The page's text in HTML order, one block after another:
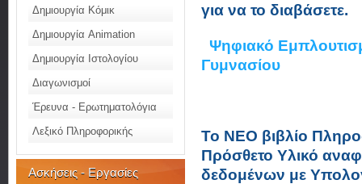
Δημιουργία Κόμικ
Δημιουργία Animation
Δημιουργία Ιστολογίου
Διαγωνισμοί
Έρευνα - Ερωτηματολόγια
Λεξικό Πληροφορικής
Ασκήσεις - Εργασίες
για να το διαβάσετε.
Ψηφιακό
Γυμνασίου
Το NEO βιβλίο
Πρόσθετο Υλικό
δεδομένων με